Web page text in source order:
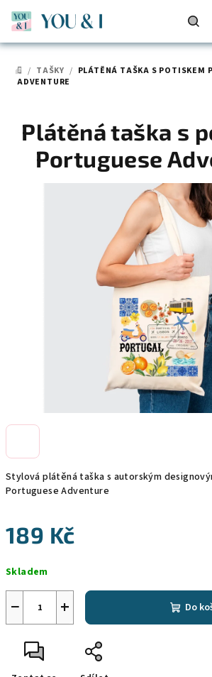
obsah
DOMŮ
/ TAŠKY / PLÁTĚNÁ TAŠKA S POTISKEM
ADVENTURE
Stylová plátěná taška s autorským
Portuguese Adventure
189 Kč
cena:
Skladem
+
− Do
Plátěná taška s
Portuguese